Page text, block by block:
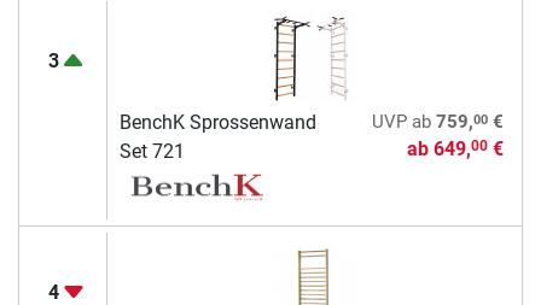
3
BenchK Sprossenwand
Set 721
UVPab 759,00€
ab 649,00€
4